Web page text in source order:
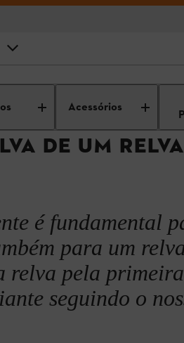
Acessórios
Cuidados
DE UM
é fundamental
para um
relva pela
seguindo o